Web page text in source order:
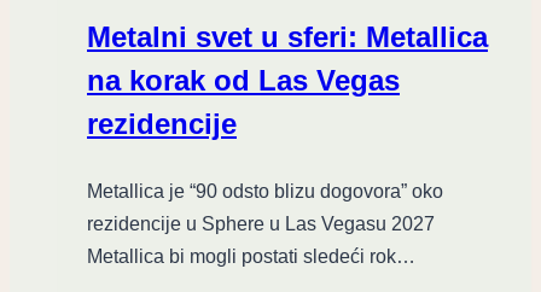
Scars”
Metalni svet u sferi: Metallica
na korak od Las Vegas
rezidencije
Metallica je “90 odsto blizu dogovora” oko
rezidencije u Sphere u Las Vegasu 2027
Metallica bi mogli postati sledeći rok…